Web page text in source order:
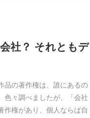
社？ それともデ
品の著作権は、誰にあるの
色々調べましたが、「会社
作権があり、個人ならば自